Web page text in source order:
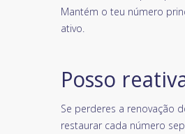
Mantém o teu número
ativo.
Posso
Se perderes a renovação
restaurar cada número